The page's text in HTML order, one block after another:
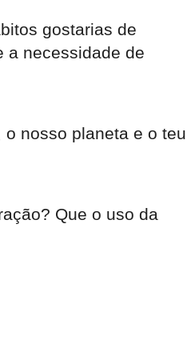
gostarias de
a necessidade de
nosso planeta e o teu
Que o uso da